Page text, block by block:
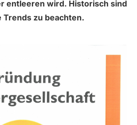
entleeren wird. Historisch sind
zu beachten.